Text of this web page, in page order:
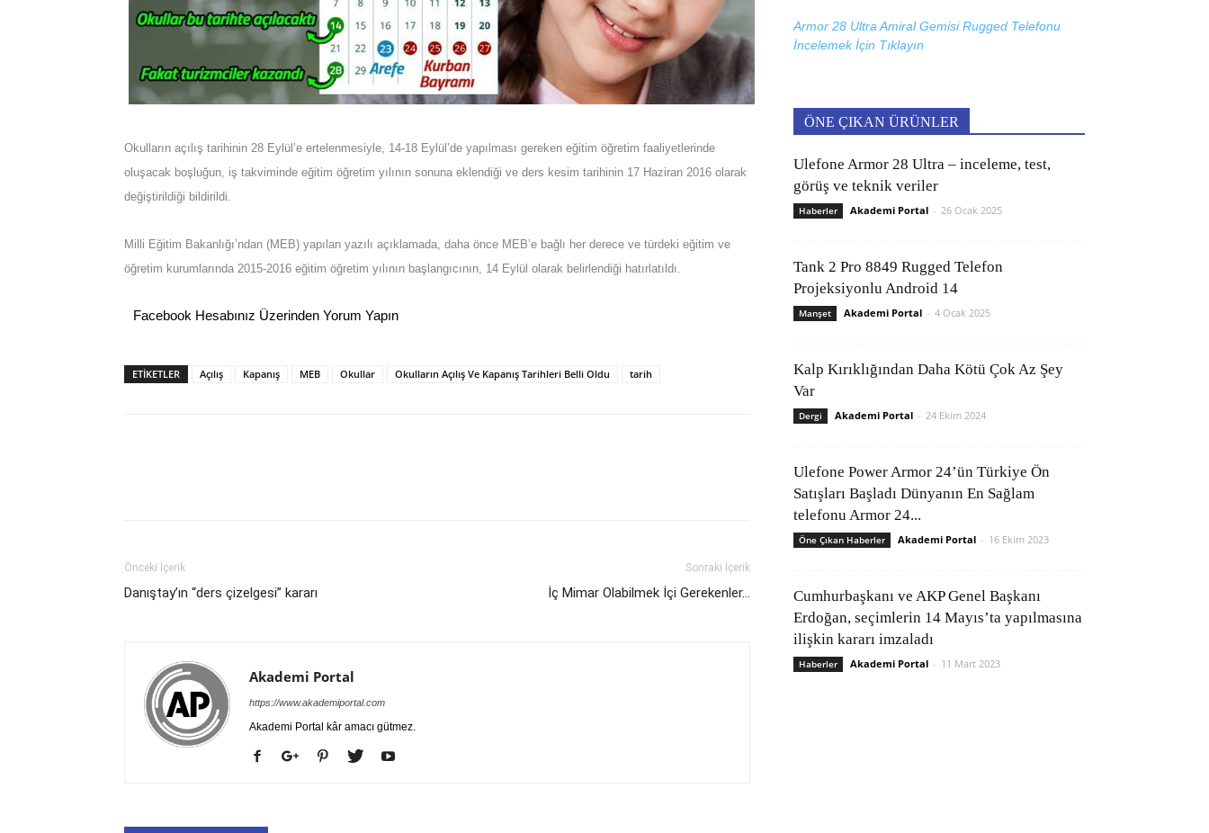
Okulların açılış tarihinin 28 Eylül’e ertelenmesiyle, 14-18 Eylül’de yapılması gereken eğitim öğretim faaliyetlerinde
oluşacak boşluğun, iş takviminde eğitim öğretim yılının sonuna eklendiği ve ders kesim tarihinin 17 Haziran 2016 olarak
değiştirildiği bildirildi.
Milli Eğitim Bakanlığı’ndan (MEB) yapılan yazılı açıklamada, daha önce MEB’e bağlı her derece ve türdeki eğitim ve
öğretim kurumlarında 2015-2016 eğitim öğretim yılının başlangıcının, 14 Eylül olarak belirlendiği hatırlatıldı.
Facebook Hesabınız Üzerinden Yorum Yapın
ETİKETLER Açılış Kapanış MEB Okullar Okulların Açılış Ve Kapanış Tarihleri Belli Oldu tarih
Önceki İçerik
Danıştay’ın “ders çizelgesi” kararı
Sonraki İçerik
İç Mimar Olabilmek İçi Gerekenler…
Akademi Portal
https://www.akademiportal.com
Akademi Portal kâr amacı gütmez.
Armor 28 Ultra Amiral Gemisi Rugged Telefonu
İncelemek İçin Tıklayın
ÖNE ÇIKAN ÜRÜNLER
Ulefone Armor 28 Ultra – inceleme, test,
görüş ve teknik veriler
Haberler Akademi Portal - 26 Ocak 2025
Tank 2 Pro 8849 Rugged Telefon
Projeksiyonlu Android 14
Manşet Akademi Portal - 4 Ocak 2025
Kalp Kırıklığından Daha Kötü Çok Az Şey
Var
Dergi Akademi Portal - 24 Ekim 2024
Ulefone Power Armor 24’ün Türkiye Ön
Satışları Başladı Dünyanın En Sağlam
telefonu Armor 24...
Öne Çıkan Haberler Akademi Portal - 16 Ekim 2023
Cumhurbaşkanı ve AKP Genel Başkanı
Erdoğan, seçimlerin 14 Mayıs’ta yapılmasına
ilişkin kararı imzaladı
Haberler Akademi Portal - 11 Mart 2023